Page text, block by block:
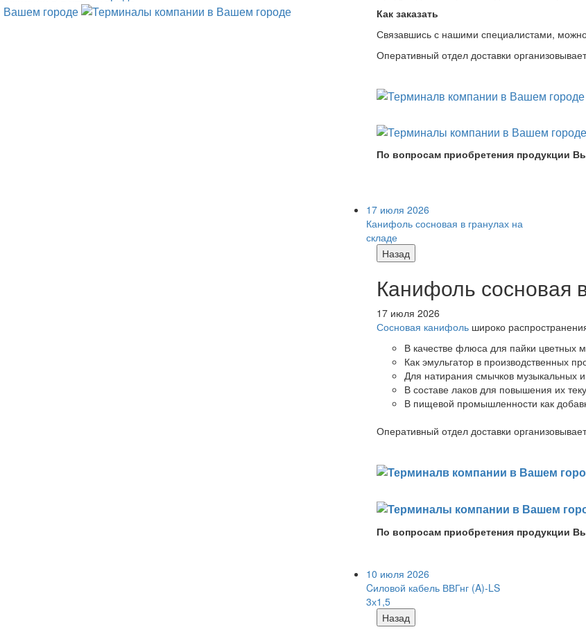
Как заказать
Связавшись с нашими специалистами,
Оперативный отдел доставки
По вопросам приобретения продукции
17 июля 2026
Канифоль сосновая в гранулах на
складе
Назад
Канифоль сосновая
17 июля 2026
Сосновая канифоль широко
В качестве флюса для пайки цветных
Как эмульгатор в производственных
Для натирания смычков музыкальных
В составе лаков для повышения их
В пищевой промышленности как
Оперативный отдел доставки
По вопросам приобретения продукции
10 июля 2026
Cиловой кабель ВВГнг (A)-LS
3х1,5
Назад